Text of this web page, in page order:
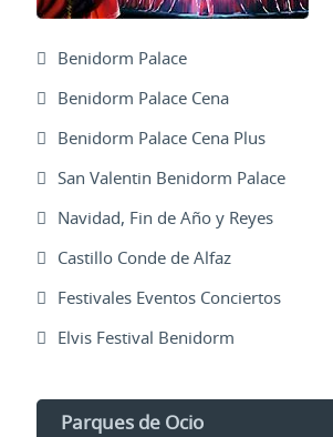
Benidorm Palace
Benidorm Palace Cena
Benidorm Palace Cena Plus
San Valentin Benidorm Palace
Navidad, Fin de Año y Reyes
Castillo Conde de Alfaz
Festivales Eventos Conciertos
Elvis Festival Benidorm
Parques de Ocio